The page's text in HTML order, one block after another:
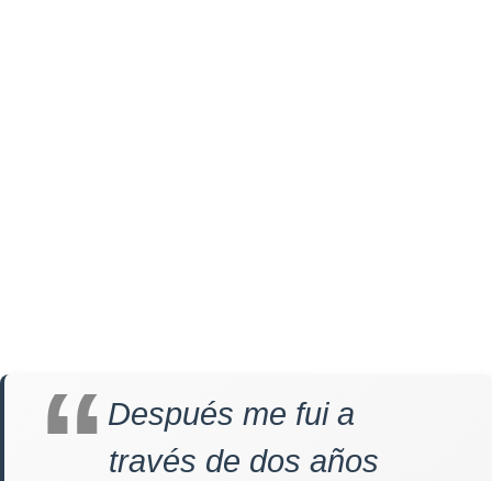
Después me fui a
través de dos años